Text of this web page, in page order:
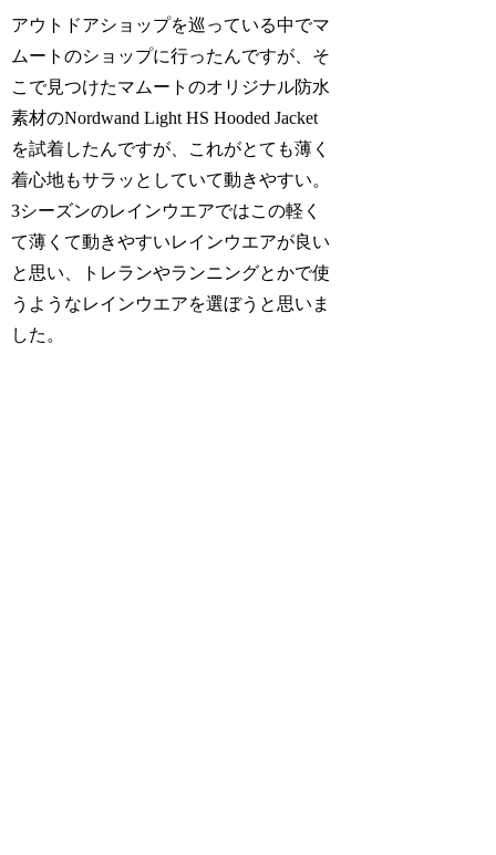
アウトドアショップを巡っている中でマ
ムートのショップに行ったんですが、そ
こで見つけたマムートのオリジナル防水
素材のNordwand Light HS Hooded Jacket
を試着したんですが、これがとても薄く
着心地もサラッとしていて動きやすい。
3シーズンのレインウエアではこの軽く
て薄くて動きやすいレインウエアが良い
と思い、トレランやランニングとかで使
うようなレインウエアを選ぼうと思いま
した。